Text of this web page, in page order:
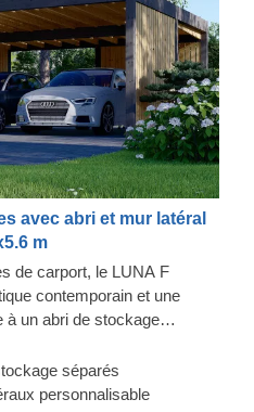
avec abri et mur latéral
m
de carport, le LUNA F
contemporain et une
à un abri de stockage
avec des entrées séparées
spacieux avec deux
abri pour vos
séparés
personnalisable